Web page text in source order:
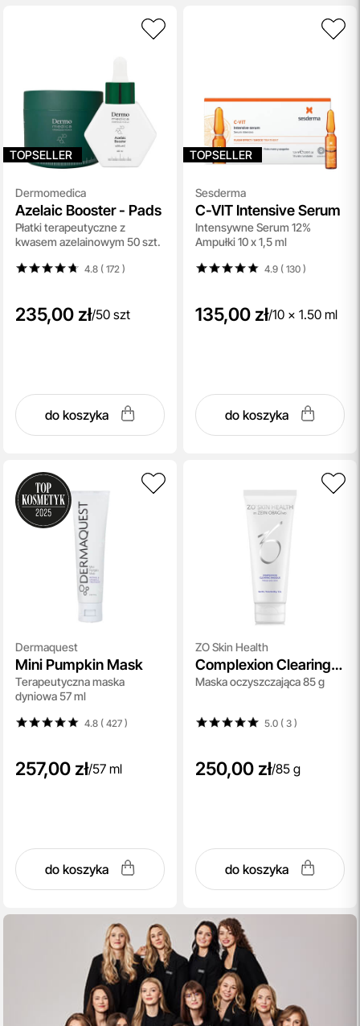
Aktualizacja Regulaminów
Zmiany obowiązują od 27.04.2026.
terminie oznacza akceptację wprowadzonych zmian.
przeczytaj więcej
Porady Kosmetologów
Nowa jakość pielęgnacji z Topestetic! Skorzystaj z
indywidualnej konsultacji
kosmetologicznej, która
skóry. Zaufaj naszym specjalistom i zadbaj o swoją cerę jak
nigdy dotąd!
przeczytaj więcej
TOPSELLER
Dermomedica
Azelaic Booster - Pads
Płatki terapeutyczne z
kwasem azelainowym 50 szt.
4.8 ( 172 )
235,00 zł/50 szt
do koszyka
TOPSELLER
Sesderma
C-VIT Intensive Serum
Intensywne Serum 12%
Ampułki 10 x 1,5 ml
4.9 ( 130)
135,00 zł/10 x 1.50 ml
do koszyka
Dermaquest
Mini Pumpkin Mask
Terapeutyczna maska
dyniowa 57 ml
4.8 ( 427)
257,00 zł/57 ml
do koszyka
ZO Skin Health
Complexion Clearing
Masque
Maska oczyszczająca 85 g
5.0 ( 3)
250,00 zł/85 g
do koszyka